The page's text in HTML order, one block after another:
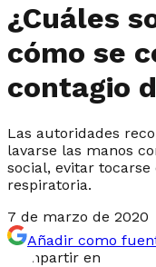
¿Cuáles
cómo se
contagio
Las autoridades
lavarse las manos
social, evitar tocarse
respiratoria.
7 de marzo de 2020
Añadir como
Compartir en